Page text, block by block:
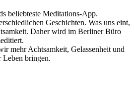
beliebteste Meditations-App.
Geschichten. Was uns eint,
Daher wird im Berliner Büro
mehr Achtsamkeit, Gelassenheit und
Leben bringen.